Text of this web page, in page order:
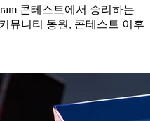
콘테스트에서 승리하는
뮤니티 동원, 콘테스트 이후